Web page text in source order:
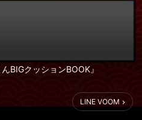
BIGクッションBOOK』
LINE VOOM